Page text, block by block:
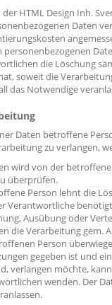
HTML Design Inh.
Daten
die Löschung
soweit die
das Notwendige
Daten betroffene
zu verlangen,
wird von der
überprüfen.
Person lehnt die
Verantwortliche
Ausübung oder
die Verarbeitung gem.
Person
gegeben ist und
verlangen möchte,
wenden. Der